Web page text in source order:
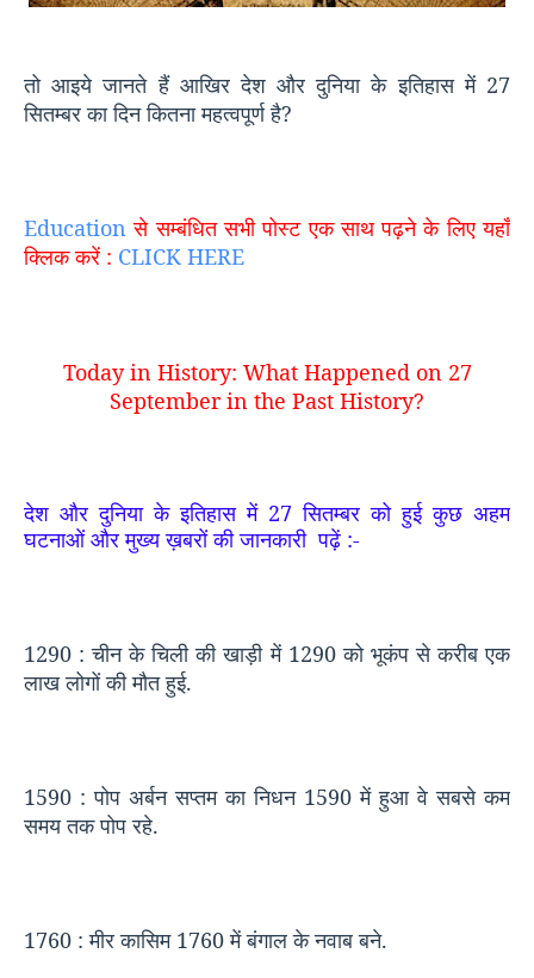
तो आइये जानते हैं आखिर देश और दुनिया के इतिहास में 27
सितम्बर का दिन कितना महत्वपूर्ण है?
Education से सम्बंधित सभी पोस्ट एक साथ पढ़ने के लिए यहाँ
क्लिक करें : CLICK HERE
Today in History: What Happened on 27
September in the Past History?
देश और दुनिया के इतिहास में 27 सितम्बर को हुई कुछ अहम
घटनाओं और मुख्य ख़बरों की जानकारी पढ़ें :-
1290 :चीन के चिली की खाड़ी में 1290को भूकंप से करीब एक
लाख लोगों की मौत हुई.
1590 :पोप अर्बन सप्तम का निधन 1590 में हुआ वे सबसे कम
समय तक पोप रहे.
1760 :मीर कासिम 1760में बंगाल के नवाब बने.